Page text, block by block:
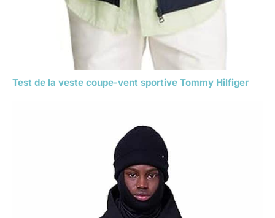
Test de la veste coupe-vent sportive Tommy Hilfiger